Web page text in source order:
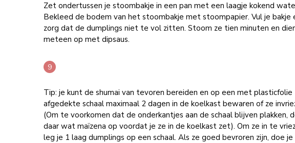
Zet ondertussen je stoombakje in een pan met een laagje kokend
Bekleed de bodem van het stoombakje met stoompapier. Vul je bakje
zorg dat de dumplings niet te vol zitten. Stoom ze tien minuten en
meteen op met dipsaus.
Tip: je kunt de shumai van tevoren bereiden en op een met plasticfolie
afgedekte schaal maximaal 2 dagen in de koelkast bewaren of ze
(Om te voorkomen dat de onderkantjes aan de schaal blijven plakken,
daar wat maïzena op voordat je ze in de koelkast zet). Om ze in te
leg je 1 laag dumplings op een schaal. Als ze goed bevroren zijn, doe je